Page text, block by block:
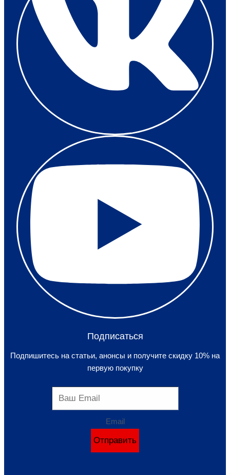
Подписаться
Подпишитесь на статьи, анонсы и получите скидку 10% на
первую покупку
Email
Отправить